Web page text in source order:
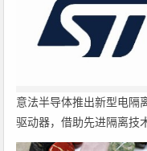
意法半导体推出新型电隔
驱动器，借助先进隔离技
电源设计